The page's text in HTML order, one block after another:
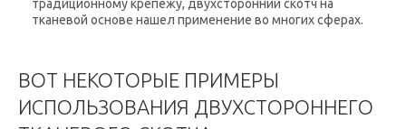
традиционному крепежу, двухсторонний скотч на
тканевой основе нашел применение во многих сферах.
ВОТ НЕКОТОРЫЕ ПРИМЕРЫ
ИСПОЛЬЗОВАНИЯ ДВУХСТОРОННЕГО